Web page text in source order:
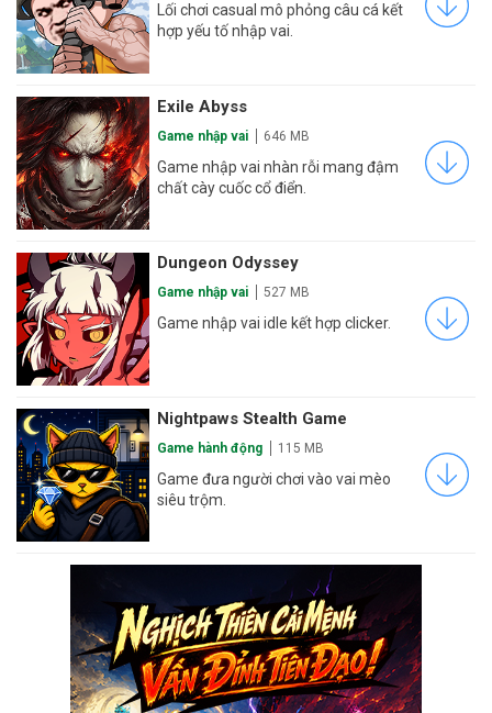
Lối chơi casual mô phỏng câu cá kết
hợp yếu tố nhập vai.
Exile Abyss
Game nhập vai 646 MB
Game nhập vai nhàn rỗi mang đậm
chất cày cuốc cổ điển.
Dungeon Odyssey
Game nhập vai 527 MB
Game nhập vai idle kết hợp clicker.
Nightpaws Stealth Game
Game hành động 115 MB
Game đưa người chơi vào vai mèo
siêu trộm.